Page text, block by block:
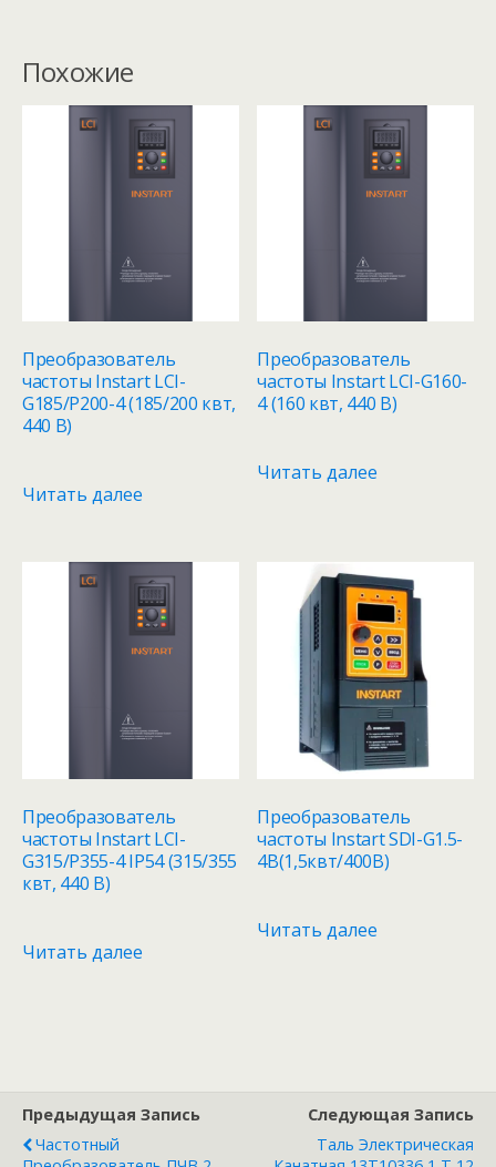
Похожие
Преобразователь
частоты Instart LCI-
G185/P200-4 (185/200 квт,
440 В)
Читать далее
Преобразователь
частоты Instart LCI-G160-
4 (160 квт, 440 В)
Читать далее
Преобразователь
частоты Instart LCI-
G315/P355-4 IP54 (315/355
квт, 440 В)
Читать далее
Преобразователь
частоты Instart SDI-G1.5-
4B(1,5квт/400В)
Читать далее
Предыдущая Запись
Частотный
Следующая Запись
Таль Электрическая